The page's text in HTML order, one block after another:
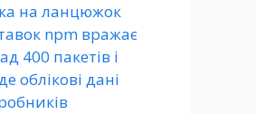
на ланцюжок
npm вражає
400 пакетів і
облікові дані